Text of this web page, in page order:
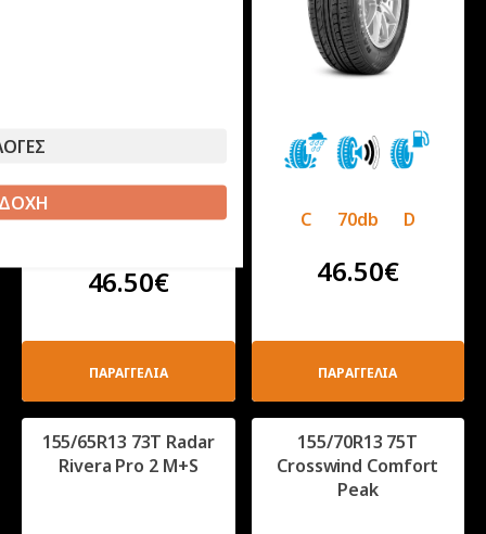
46.50€
ΠΑΡΑΓΓΕΛΙΑ
C 70db D
46.50€
ΠΑΡΑΓΓΕΛΙΑ
155/65R13 73T Radar
Rivera Pro 2 M+S
155/70R13 75T
Crosswind Comfort
Peak